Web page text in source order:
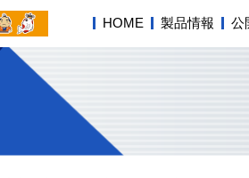
HOME 製品情報 公